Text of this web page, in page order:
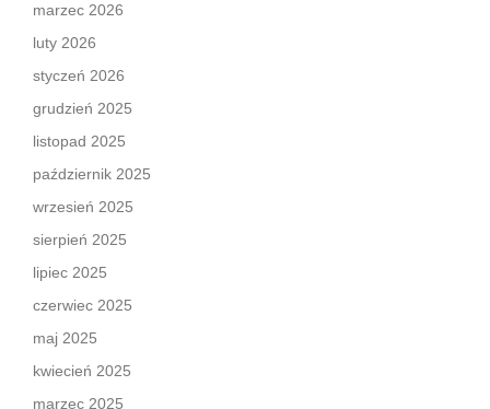
marzec 2026
luty 2026
styczeń 2026
grudzień 2025
listopad 2025
październik 2025
wrzesień 2025
sierpień 2025
lipiec 2025
czerwiec 2025
maj 2025
kwiecień 2025
marzec 2025